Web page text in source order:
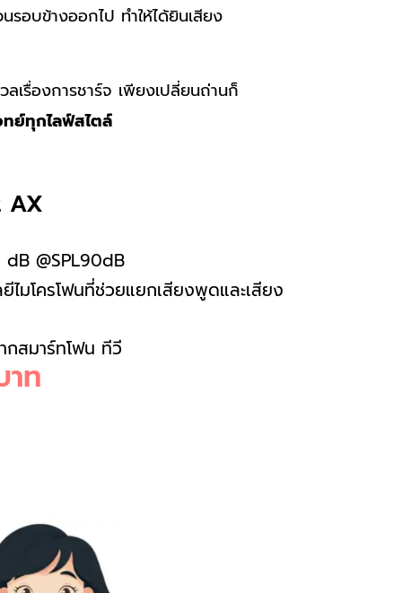
อบข้างออกไป ทำให้ได้ยินเสียง
รื่องการชาร์จ เพียงเปลี่ยนถ่านก็
ทย์ทุกไลฟ์สไตล์
AX
dB @SPL90dB
ไมโครโฟนที่ช่วยแยกเสียงพูดและเสียง
กสมาร์ทโฟน ทีวี
ท